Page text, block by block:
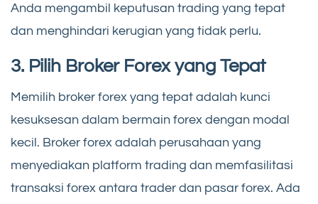
Anda mengambil keputusan trading yang tepat
dan menghindari kerugian yang tidak perlu.
3. Pilih Broker Forex yang Tepat
Memilih broker forex yang tepat adalah kunci
kesuksesan dalam bermain forex dengan modal
kecil. Broker forex adalah perusahaan yang
menyediakan platform trading dan memfasilitasi
transaksi forex antara trader dan pasar forex. Ada